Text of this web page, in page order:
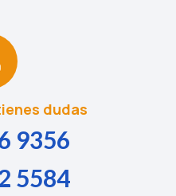
dudas
9356
5584